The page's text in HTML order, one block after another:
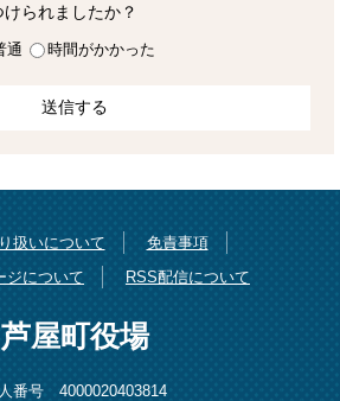
られましたか？
通 時間がかかった
扱いについて
免責事項
ジについて
RSS配信について
芦屋町役場
番号 4000020403814